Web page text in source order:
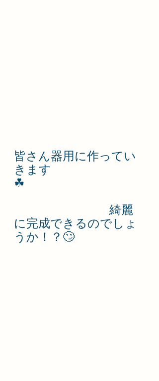
皆さん器用に作ってい
きます
☘
綺麗
に完成できるのでしょ
うか！？🙄